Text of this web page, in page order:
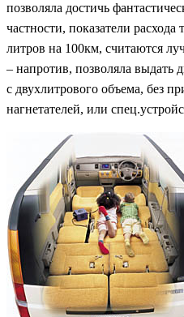
позволяла достичь
частности, показатели
литров на 100км, считаются
– напротив, позволяла выдать
с двухлитрового объема, без
нагнетателей, или